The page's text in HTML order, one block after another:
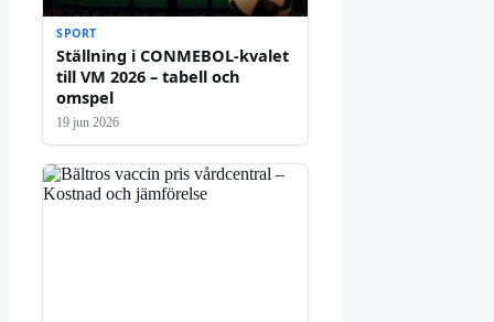
SPORT
Ställning i CONMEBOL-kvalet
till VM 2026 – tabell och
omspel
19 jun 2026